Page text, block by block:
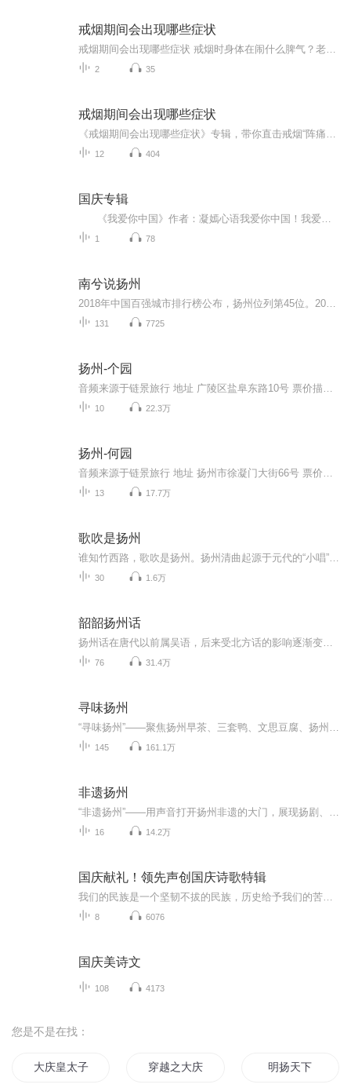
戒烟期间会出现哪些症状
2 35
戒烟期间会出现哪些症状
12 404
国庆专辑
1 78
南兮说扬州
131 7725
扬州-个园
10 22.3万
扬州-何园
13 17.7万
歌吹是扬州
30 1.6万
韶韶扬州话
76 31.4万
寻味扬州
145 161.1万
非遗扬州
16 14.2万
国庆献礼！领先声创国庆诗歌特辑
8 6076
国庆美诗文
108 4173
您是不是在找：
大庆皇太子 穿越之大庆帝国 明扬天下